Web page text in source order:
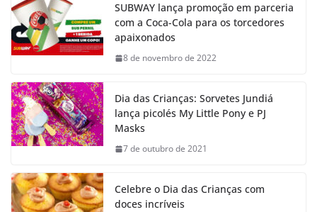
SUBWAY lança promoção em parceria
com a Coca-Cola para os torcedores
apaixonados
8 de novembro de 2022
Dia das Crianças: Sorvetes Jundiá
lança picolés My Little Pony e PJ
Masks
7 de outubro de 2021
Celebre o Dia das Crianças com
doces incríveis